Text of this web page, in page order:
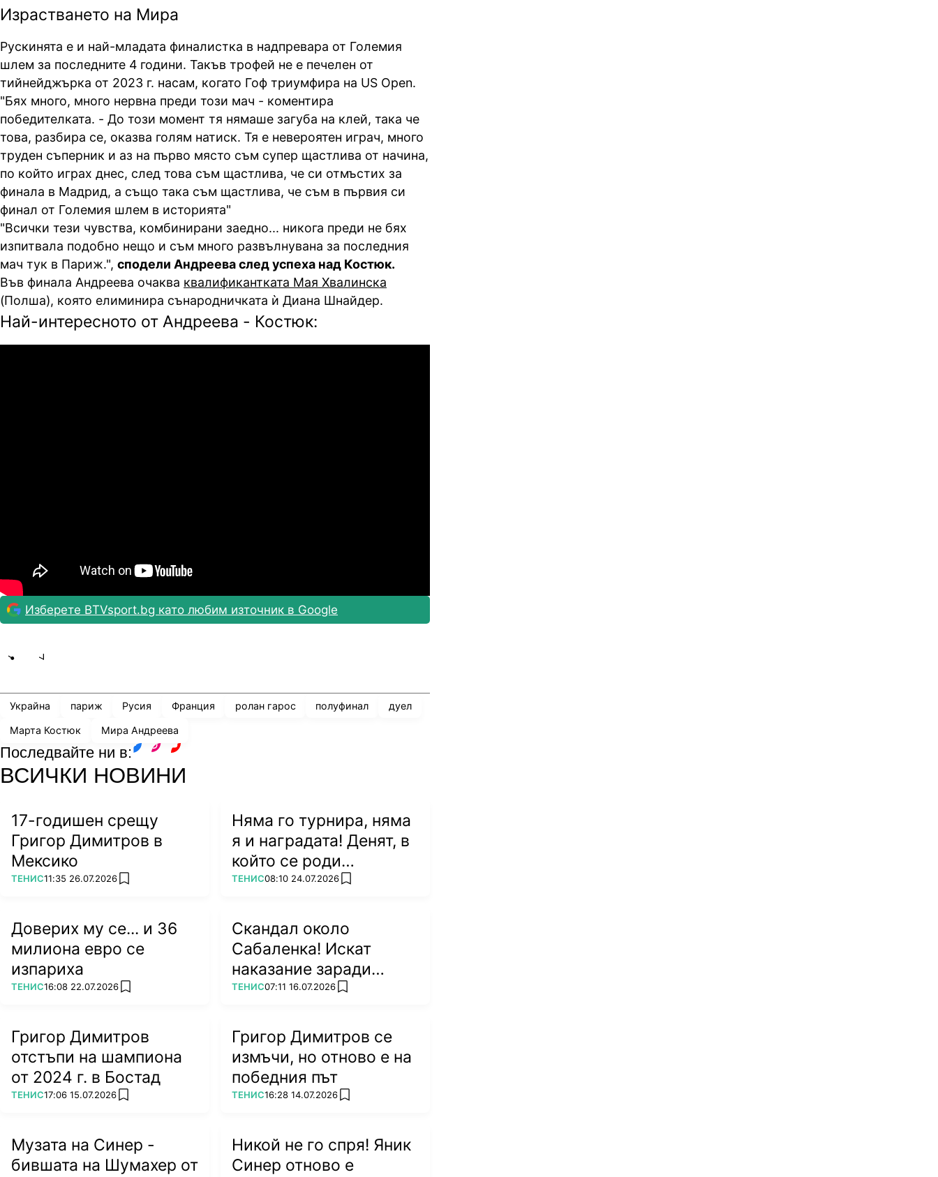
Израстването на Мира
Рускинята е и най-младата финалистка в надпревара от Големия
шлем за последните 4 години. Такъв трофей не е печелен от
тийнейджърка от 2023 г. насам, когато Гоф триумфира на US Open.
"Бях много, много нервна преди този мач - коментира
победителката. - До този момент тя нямаше загуба на клей, така че
това, разбира се, оказва голям натиск. Тя е невероятен играч, много
труден съперник и аз на първо място съм супер щастлива от начина,
по който играх днес, след това съм щастлива, че си отмъстих за
финала в Мадрид, а също така съм щастлива, че съм в първия си
финал от Големия шлем в историята"
"Всички тези чувства, комбинирани заедно... никога преди не бях
изпитвала подобно нещо и съм много развълнувана за последния
мач тук в Париж.", сподели Андреева след успеха над Костюк.
Във финала Андреева очаква квалификантката Мая Хвалинска
(Полша), която елиминира сънародничката ѝ Диана Шнайдер.
Най-интересното от Андреева - Костюк:
Изберете BTVsport.bg като любим източник в Google
Украйна париж Русия Франция ролан гарос полуфинал дуел
Марта Костюк Мира Андреева
Последвайте ни в:
ВСИЧКИ НОВИНИ
17-годишен срещу
Григор Димитров в
Мексико
ПОВЕЧЕ ОТ
ТЕНИС11:35 26.07.2026 add favorites
Няма го турнира, няма
я и наградата! Денят, в
който се роди
легендата Джокович
ПОВЕЧЕ ОТ
ТЕНИС08:10 24.07.2026 add favorites
Доверих му се... и 36
милиона евро се
изпариха
ПОВЕЧЕ ОТ
ТЕНИС16:08 22.07.2026 add favorites
Скандал около
Сабаленка! Искат
наказание заради
посещението ѝ в
ПОВЕЧЕ ОТ
ТЕНИС07:11 16.07.2026 add favorites
Григор Димитров
отстъпи на шампиона
от 2024 г. в Бостад
ПОВЕЧЕ ОТ
ТЕНИС17:06 15.07.2026 add favorites
Григор Димитров се
измъчи, но отново е на
победния път
ПОВЕЧЕ ОТ
ТЕНИС16:28 14.07.2026 add favorites
Музата на Синер -
бившата на Шумахер от
Никой не го спря! Яник
Синер отново е